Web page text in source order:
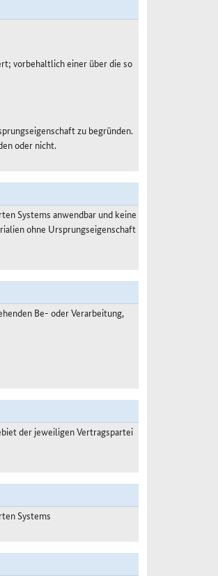
vorbehaltlich einer über die so
zu begründen.
oder nicht.
Systems anwendbar und keine
ohne Ursprungseigenschaft
Be- oder Verarbeitung,
der jeweiligen Vertragspartei
Systems